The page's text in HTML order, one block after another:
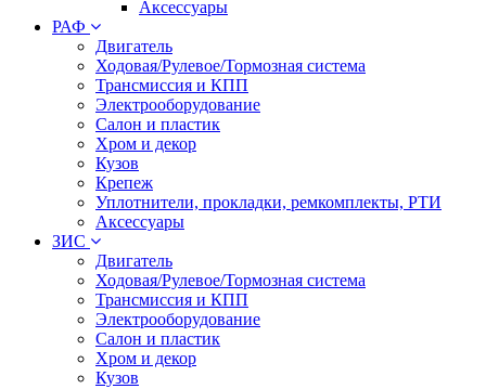
Аксессуары
РАФ
Двигатель
Ходовая/Рулевое/Тормозная система
Трансмиссия и КПП
Электрооборудование
Салон и пластик
Хром и декор
Кузов
Крепеж
Уплотнители, прокладки, ремкомплекты, РТИ
Аксессуары
ЗИС
Двигатель
Ходовая/Рулевое/Тормозная система
Трансмиссия и КПП
Электрооборудование
Салон и пластик
Хром и декор
Кузов